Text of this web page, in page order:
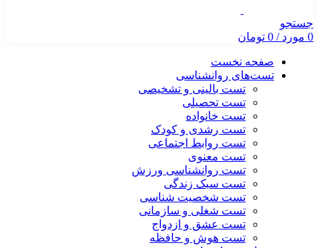
جستجو
0 مورد/
0 تومان
صفحه نخست
تست‌های روانشناسی
تست بالینی و تشخیصی
تست تحصیلی
تست خانواده
تست رشدی و کودک
تست روابط اجتماعی
تست معنوی
تست روانشناسی ورزش
تست سبک زندگی
تست شخصیت شناسی
تست شغلی و سازمانی
تست عشق و ازدواج
تست هوش و حافظه